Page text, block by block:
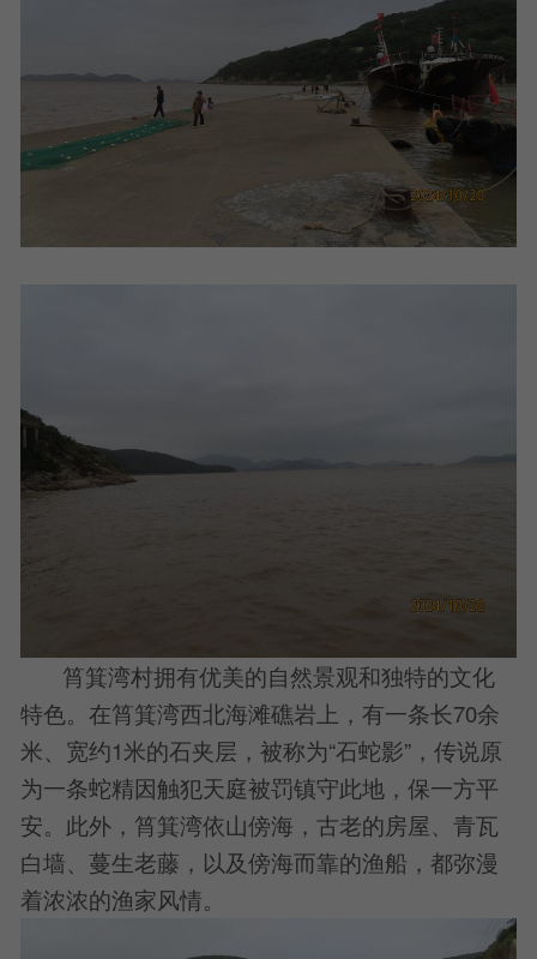
筲箕湾村拥有优美的自然景观和独特的文化
特色。在筲箕湾西北海滩礁岩上，有一条长70余
米、宽约1米的石夹层，被称为“石蛇影”，传说原
为一条蛇精因触犯天庭被罚镇守此地，保一方平
安。此外，筲箕湾依山傍海，古老的房屋、青瓦
白墙、蔓生老藤，以及傍海而靠的渔船，都弥漫
着浓浓的渔家风情。